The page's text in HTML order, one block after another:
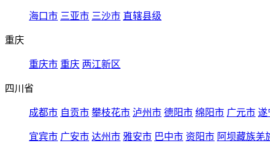
海口市 三亚市 三沙市 直辖县级
重庆
重庆市 重庆 两江新区
四川省
成都市 自贡市 攀枝花市 泸州市 德阳市 绵阳市 广元市 遂
宜宾市 广安市 达州市 雅安市 巴中市 资阳市 阿坝藏族羌